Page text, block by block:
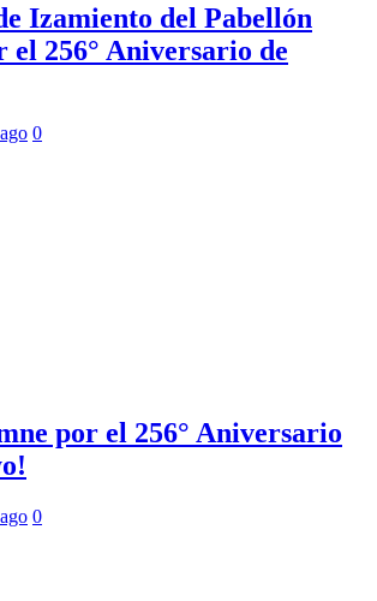
Izamiento del Pabellón
el 256° Aniversario de
0
por el 256° Aniversario
0